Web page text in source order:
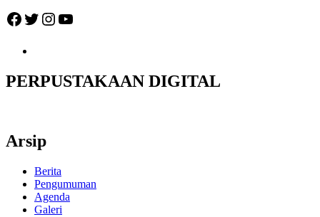
Facebook
Twitter
Instagram
YouTube
PERPUSTAKAAN DIGITAL
Arsip
Berita
Pengumuman
Agenda
Galeri